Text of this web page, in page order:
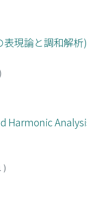
現論と調和解析)
Harmonic
)